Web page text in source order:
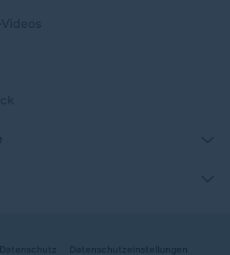
Datenschutz Datenschutzeinstellungen